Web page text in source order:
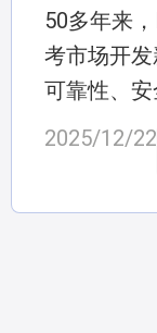
50多年来
考市场开
可靠性、
2025/12/22